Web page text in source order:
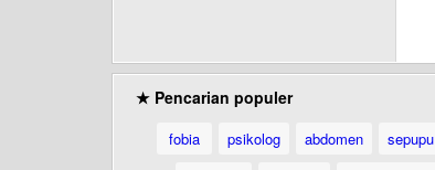
★ Pencarian populer
fobia psikolog abdomen sepupu